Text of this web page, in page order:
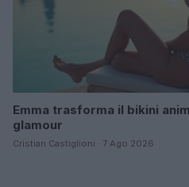
Emma trasforma il bikini
glamour
Cristian Castiglioni · 7 Ago 2026